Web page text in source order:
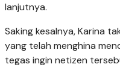
lanjutnya.
Saking kesalnya, Karina
yang telah menghina
tegas ingin netizen